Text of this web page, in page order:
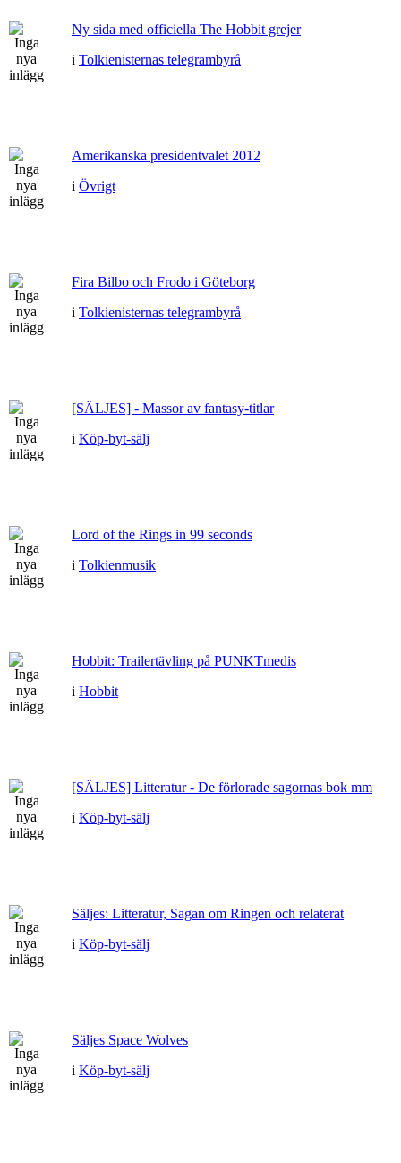
Ny sida med officiella The Hobbit grejer
i Tolkienisternas telegrambyrå
Amerikanska presidentvalet 2012
i Övrigt
Fira Bilbo och Frodo i Göteborg
i Tolkienisternas telegrambyrå
[SÄLJES] - Massor av fantasy-titlar
i Köp-byt-sälj
Lord of the Rings in 99 seconds
i Tolkienmusik
Hobbit: Trailertävling på PUNKTmedis
i Hobbit
[SÄLJES] Litteratur - De förlorade sagornas bok mm
i Köp-byt-sälj
Säljes: Litteratur, Sagan om Ringen och relaterat
i Köp-byt-sälj
Säljes Space Wolves
i Köp-byt-sälj